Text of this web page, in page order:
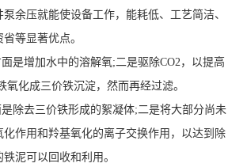
余压就能使设备工作，能耗低、工艺简洁、
等显著优点。
增加水中的溶解氧;二是驱除CO2，以提高
氧化成三价铁沉淀，然而再经过滤。
去三价铁形成的絮凝体;二是将大部分尚未
作用和羚基氧化的离子交换作用，以达到除
泥可以回收和利用。